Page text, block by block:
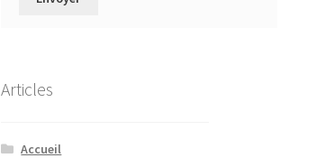
Articles
Accueil